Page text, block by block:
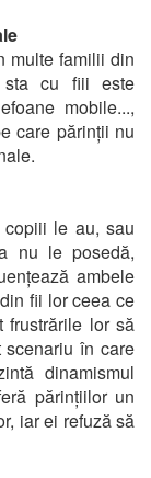
multe familii din
cu fiii este
mobile...,
care părinții nu
le au, sau
nu le posedă,
ambele
fii lor ceea ce
frustrările lor să
în care
dinamismul
părințiilor un
iar ei refuză să